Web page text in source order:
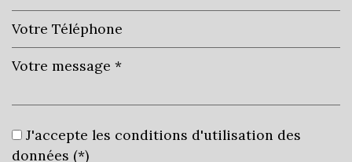
Bibliothèque
J'accepte les conditions d'utilisation des
données (*)